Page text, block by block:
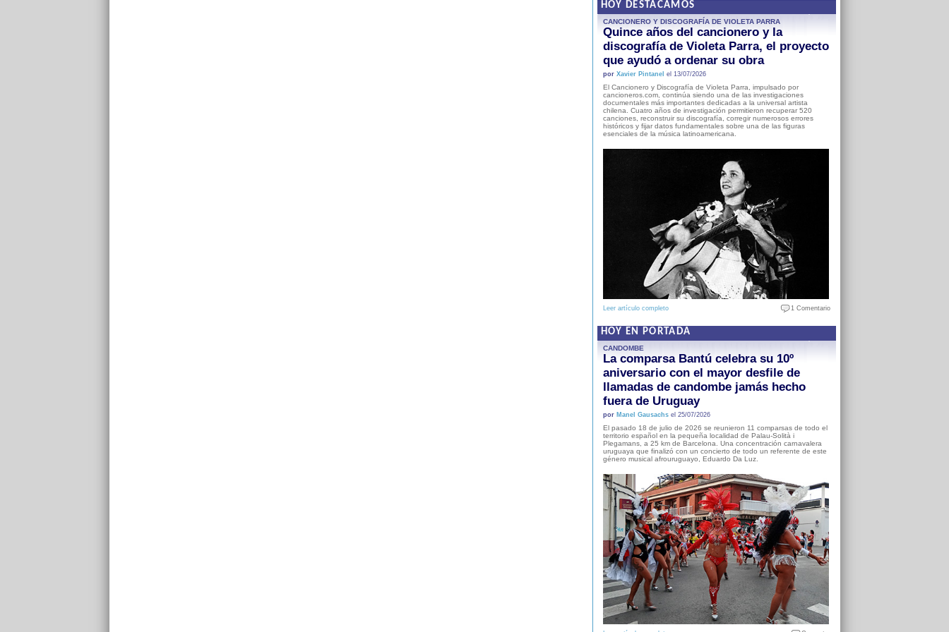
HOY DESTACAMOS
CANCIONERO Y DISCOGRAFÍA DE VIOLETA PARRA
Quince años del cancionero y la
discografía de Violeta Parra, el proyecto
que ayudó a ordenar su obra
por Xavier Pintanel el 13/07/2026
El Cancionero y Discografía de Violeta Parra, impulsado por
cancioneros.com, continúa siendo una de las investigaciones
documentales más importantes dedicadas a la universal artista
chilena. Cuatro años de investigación permitieron recuperar 520
canciones, reconstruir su discografía, corregir numerosos errores
históricos y fijar datos fundamentales sobre una de las figuras
esenciales de la música latinoamericana.
Leer artículo completo 1 Comentario
HOY EN PORTADA
CANDOMBE
La comparsa Bantú celebra su 10º
aniversario con el mayor desfile de
llamadas de candombe jamás hecho
fuera de Uruguay
por Manel Gausachsel 25/07/2026
El pasado 18 de julio de 2026 se reunieron 11 comparsas de todo el
territorio español en la pequeña localidad de Palau-Solità i
Plegamans, a 25 km de Barcelona. Una concentración carnavalera
uruguaya que finalizó con un concierto de todo un referente de este
género musical afrouruguayo, Eduardo Da Luz.